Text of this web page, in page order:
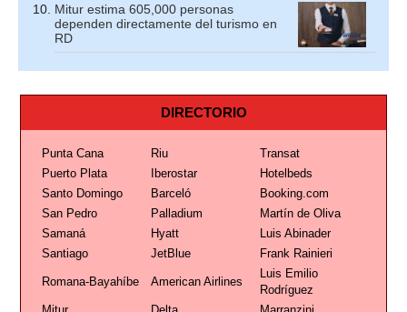
Mitur estima 605,000 personas
dependen directamente del turismo en
RD
DIRECTORIO
Punta Cana Riu
Transat
Puerto Plata
Iberostar
Hotelbeds
Santo Domingo
Barceló
Booking.com
San Pedro
Palladium
Martín de Oliva
Samaná
Hyatt
Luis Abinader
Santiago
JetBlue Frank Rainieri
Romana-Bayahíbe American Airlines
Luis Emilio
Rodríguez